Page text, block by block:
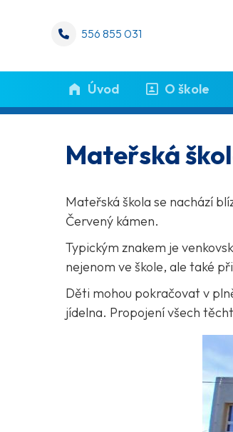
556 855 031
Úvod O škole
Mateřská
Mateřská škola se nachází
Červený kámen.
Typickým znakem je
nejenom ve škole, ale také
Děti mohou pokračovat v
jídelna. Propojení všech